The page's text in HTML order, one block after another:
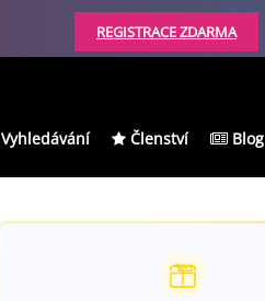
REGISTRACE ZDARMA
Vyhledávání Členství Blog